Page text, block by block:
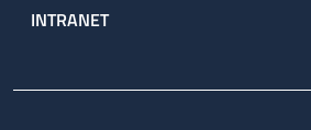
INTRANET